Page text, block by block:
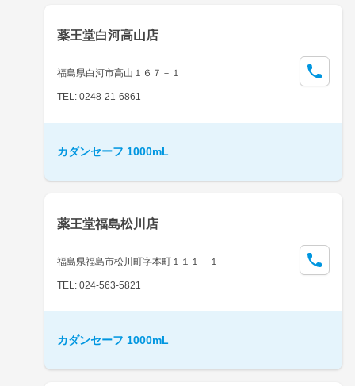
薬王堂白河高山店
福島県白河市高山１６７－１
TEL: 0248-21-6861
カダンセーフ 1000mL
薬王堂福島松川店
福島県福島市松川町字本町１１１－１
TEL: 024-563-5821
カダンセーフ 1000mL